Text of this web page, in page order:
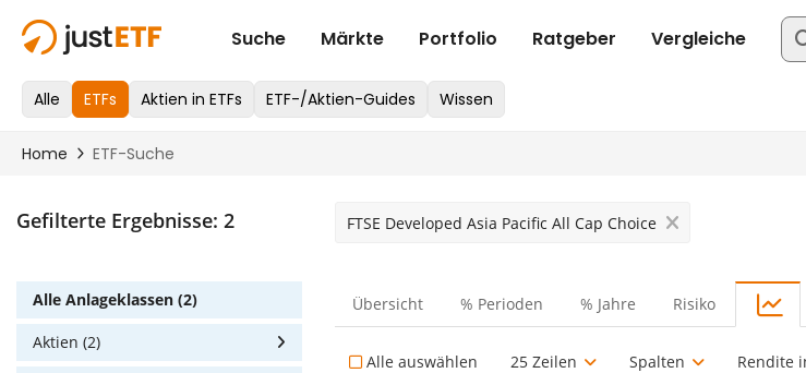
Gefilterte Ergebnisse: 2 FTSE Developed Asia Pacific All Cap Choice
Alle Anlageklassen (2)
Aktien (2)
Übersicht % Perioden % Jahre Risiko
Alle auswählen 25 Zeilen Spalten Rendite